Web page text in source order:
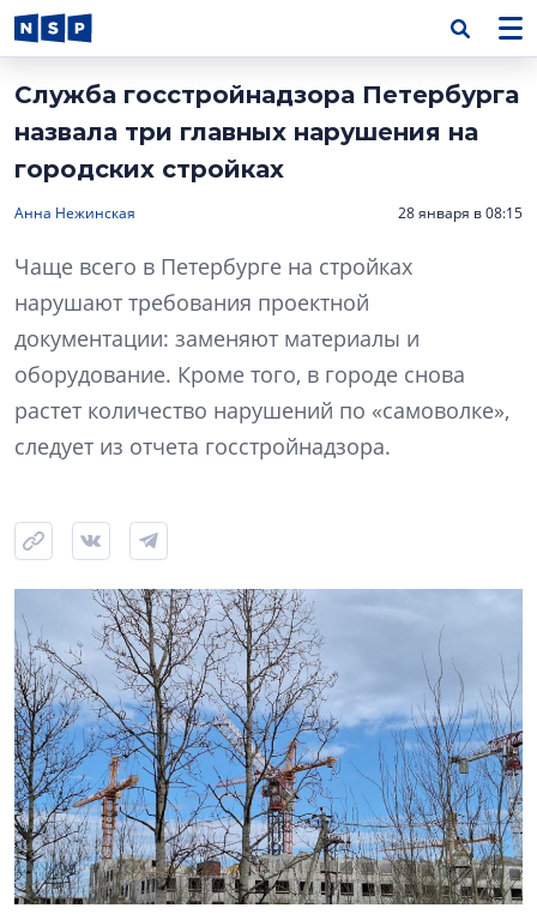
Служба госстройнадзора Петербурга
назвала три главных нарушения на
городских стройках
Анна Нежинская 28 января в 08:15
Чаще всего в Петербурге на стройках
нарушают требования проектной
документации: заменяют материалы и
оборудование. Кроме того, в городе снова
растет количество нарушений по «самоволке»,
следует из отчета госстройнадзора.